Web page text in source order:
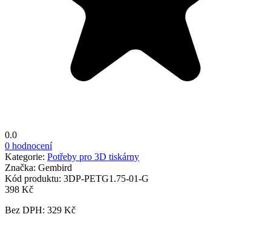
0.0
0 hodnocení
Kategorie: Potřeby pro 3D tiskárny
Značka: Gembird
Kód produktu: 3DP-PETG1.75-01-G
398 Kč
Bez DPH: 329 Kč